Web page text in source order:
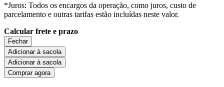
*Juros: Todos os encargos da operação, como juros, custo de
parcelamento e outras tarifas estão incluídas neste valor.
Calcular frete e prazo
Fechar
Adicionar à sacola
Adicionar à sacola
Comprar agora